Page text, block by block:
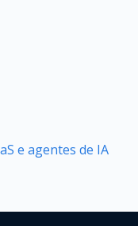
e agentes de IA